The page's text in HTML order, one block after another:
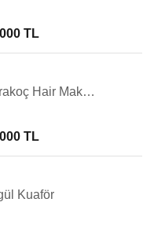
TL
Özlem Karakoç Hair Make Up Artist
TL
Kuaför